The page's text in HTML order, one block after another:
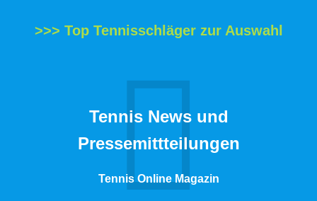
>>> Top Tennisschläger zur Auswahl
Tennis News und
Pressemittteilungen
Tennis Online Magazin